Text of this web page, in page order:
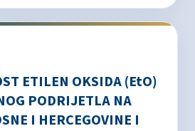
ETILEN OKSIDA (EtO)
PODRIJETLA NA
I HERCEGOVINE I